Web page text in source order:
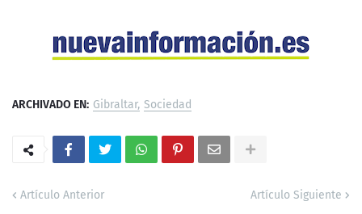
ARCHIVADO EN: Gibraltar Sociedad
Artículo Anterior Artículo Siguiente